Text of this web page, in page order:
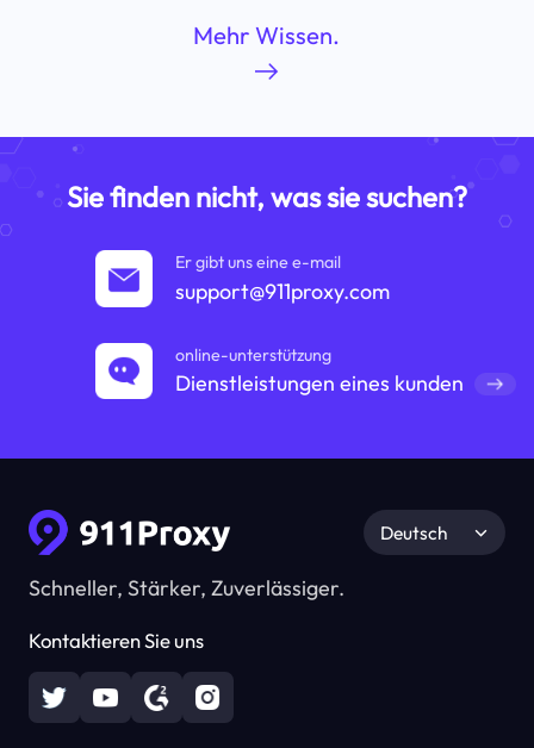
Mehr Wissen.
Sie finden nicht, was sie suchen?
Er gibt uns eine e-mail
support@911proxy.com
online-unterstützung
Dienstleistungen eines kunden
Schneller, Stärker, Zuverlässiger.
Kontaktieren Sie uns
Deutsch